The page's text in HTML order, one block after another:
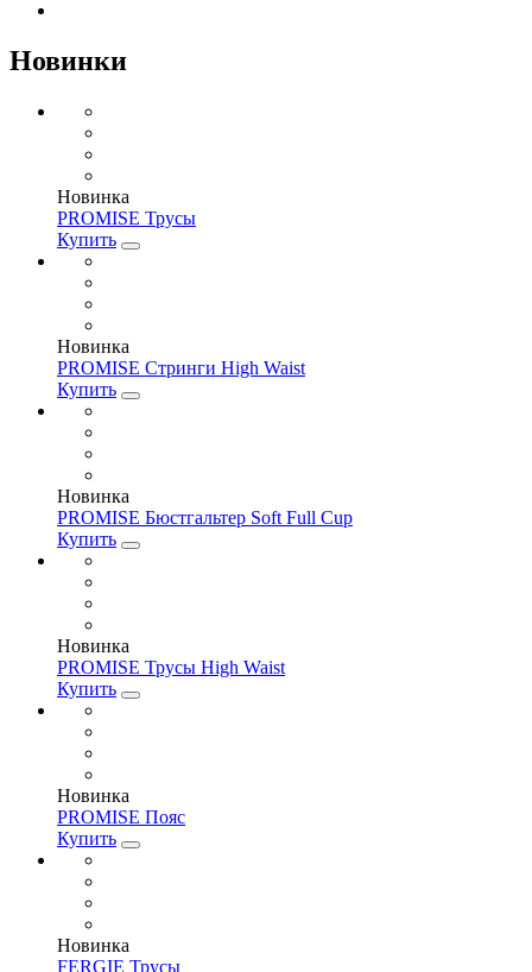
Новинки
Новинка
PROMISE Трусы
Купить
Новинка
PROMISE Стринги High Waist
Купить
Новинка
PROMISE Бюстгальтер Soft Full Cup
Купить
Новинка
PROMISE Трусы High Waist
Купить
Новинка
PROMISE Пояс
Купить
Новинка
FERGIE Трусы